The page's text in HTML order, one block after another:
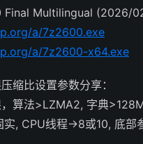
Final Multilingual (2026/
a/7z2600.exe
a/7z2600-x64.exe
缩比设置参数分享：
算法>LZMA2, 字典
实, CPU线程->8或10, 底